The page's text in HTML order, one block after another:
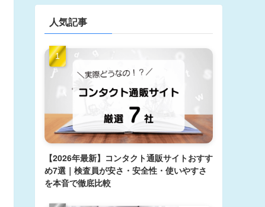
人気記事
【2026年最新】コンタクト通販サイトおすす
め7選｜検査員が安さ・安全性・使いやすさ
を本音で徹底比較